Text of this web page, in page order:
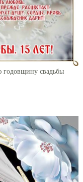
годовщину свадьбы